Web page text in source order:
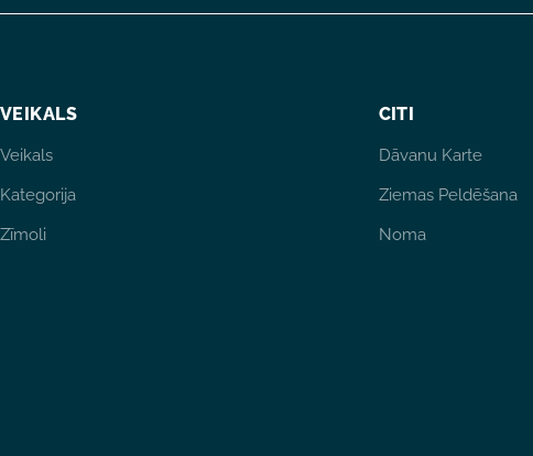
VEIKALS
Veikals
Kategorija
Zīmoli
CITI
Dāvanu Karte
Ziemas Peldēšana
Noma